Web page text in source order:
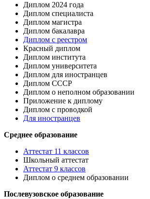
Диплом 2024 года
Диплом специалиста
Диплом магистра
Диплом бакалавра
Диплом с реестром
Красный диплом
Диплом института
Диплом университета
Диплом для иностранцев
Диплом СССР
Диплом о неполном образовании
Приложение к диплому
Диплом с проводкой
Для иностранцев
Среднее образование
Аттестат 11 классов
Школьный аттестат
Аттестат 9 классов
Диплом о среднем образовании
Послевузовское образование